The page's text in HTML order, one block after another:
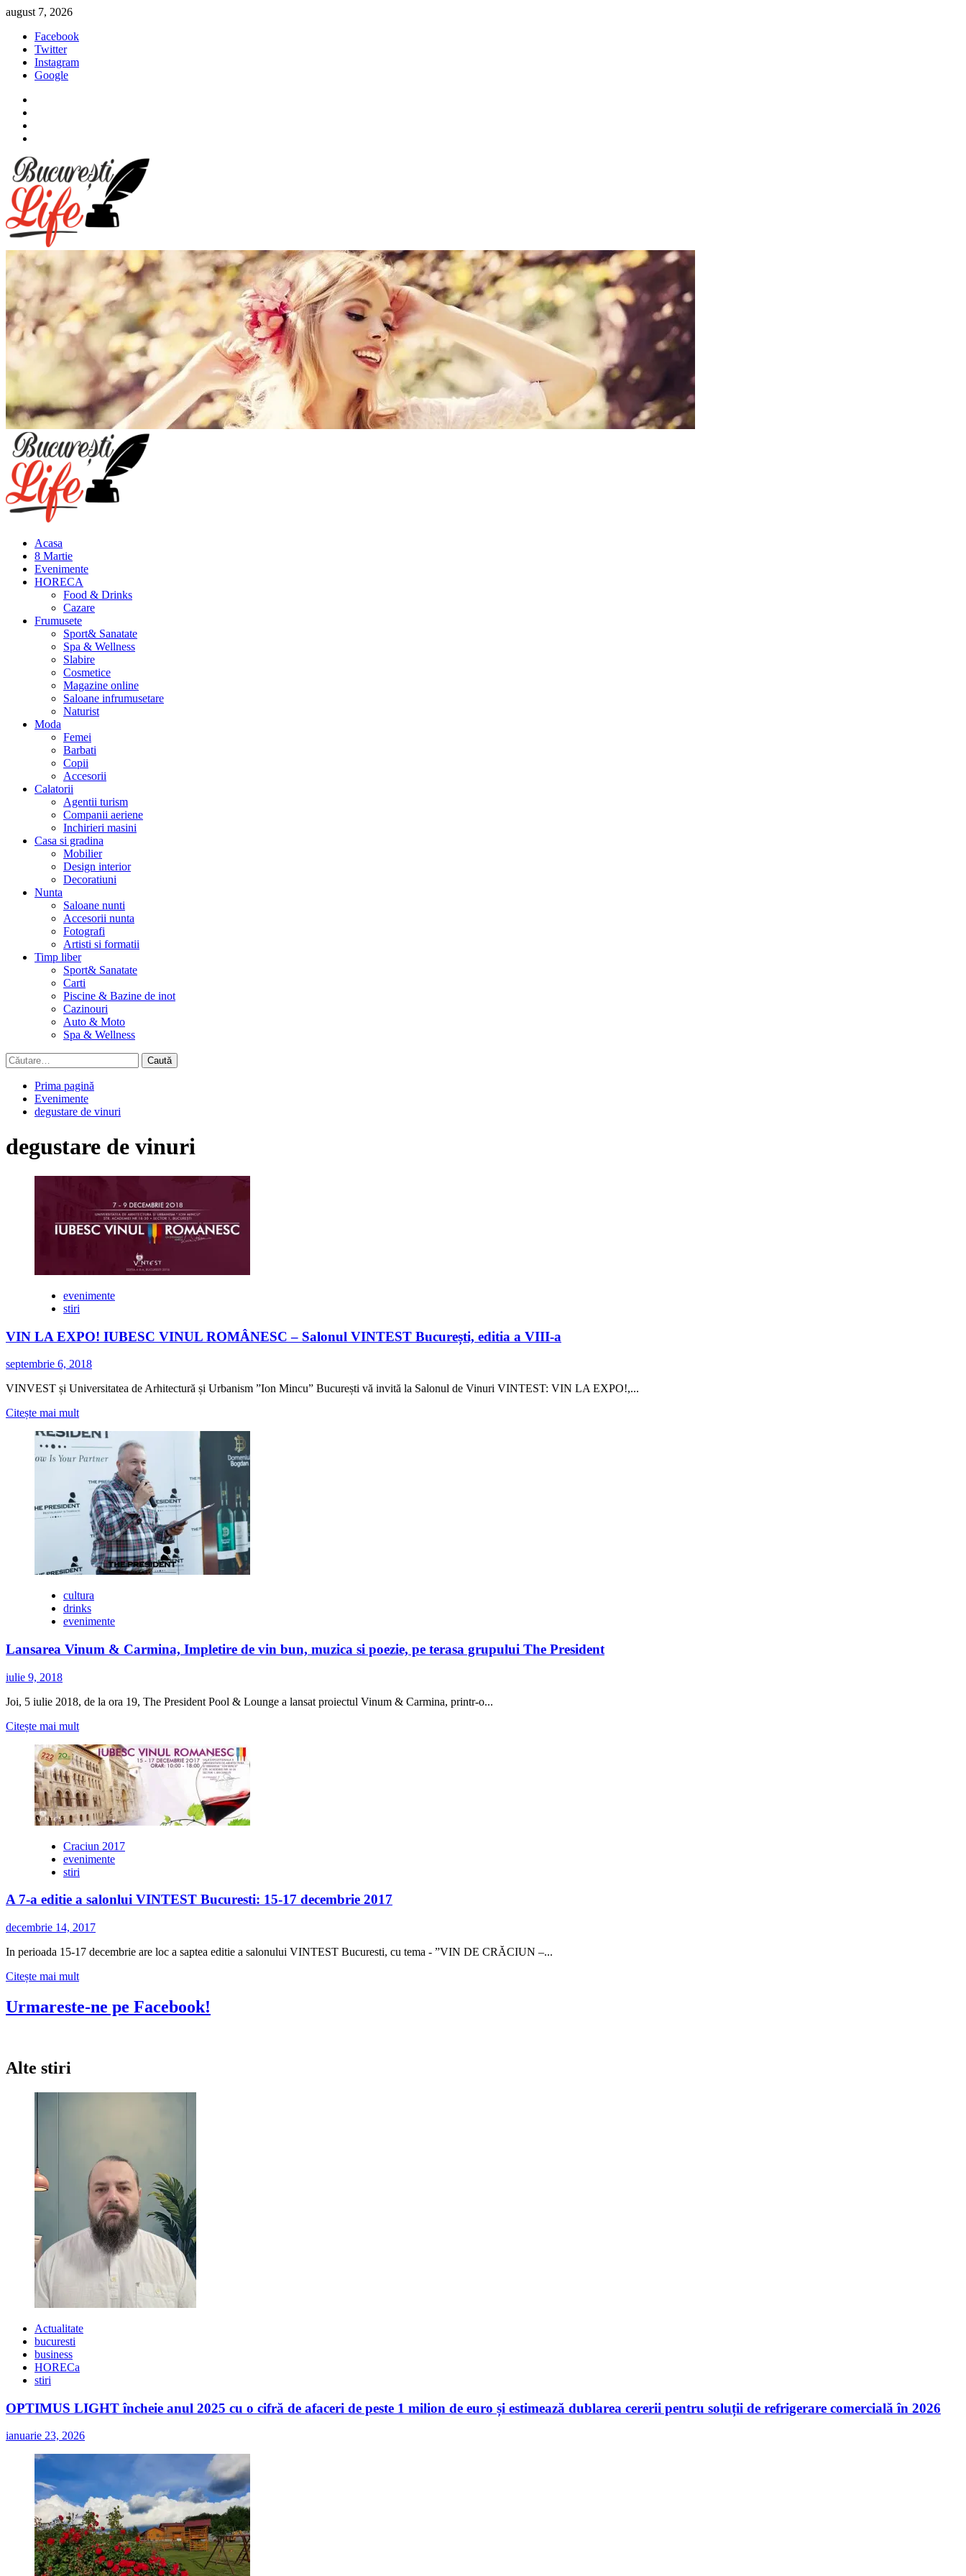
Sari
conținut
august 7, 2026
Facebook
Twitter
Instagram
Google
Meniu
principal
Acasa
8 Martie
Evenimente
HORECA
Food & Drinks
Cazare
Frumusete
Sport& Sanatate
Spa & Wellness
Slabire
Cosmetice
Magazine online
Saloane infrumusetare
Naturist
Moda
Femei
Barbati
Copii
Accesorii
Calatorii
Agentii turism
Companii aeriene
Inchirieri masini
Casa si gradina
Mobilier
Design interior
Decoratiuni
Nunta
Saloane nunti
Accesorii nunta
Fotografi
Artisti si formatii
Timp liber
Sport& Sanatate
Carti
Piscine & Bazine de inot
Cazinouri
Auto & Moto
Spa & Wellness
Caută
după:
Prima pagină
Evenimente
degustare de vinuri
degustare de vinuri
evenimente
stiri
VIN LA EXPO! IUBESC VINUL ROMÂNESC – Salonul VINTEST București, editia a VIII-a
septembrie 6, 2018
VINVEST și Universitatea de Arhitectură și Urbanism ”Ion Mincu” București vă invită la Salonul de Vinuri VINTEST: VIN LA EXPO!,...
Citește mai multCitește
multe
despre
VIN
EXPO!
IUBESC
VINUL
ROMÂNESC
Salonul
VINTEST
editia
a
VIII-
cultura
drinks
evenimente
Lansarea Vinum & Carmina, Impletire de vin bun, muzica si poezie, pe terasa grupului The President
iulie 9, 2018
Joi, 5 iulie 2018, de la ora 19, The President Pool & Lounge a lansat proiectul Vinum & Carmina, printr-o...
Citește mai multCitește
multe
despre
Lansarea
Vinum
&
Carmina,
Impletire
de
vin
bun,
muzica
poezie,
terasa
grupului
The
Craciun 2017
evenimente
stiri
A 7-a editie a salonlui VINTEST Bucuresti: 15-17 decembrie 2017
decembrie 14, 2017
In perioada 15-17 decembrie are loc a saptea editie a salonului VINTEST Bucuresti, cu tema - ”VIN DE CRĂCIUN –...
Citește mai multCitește
despre
salonlui
decembrie
2017
Urmareste-ne pe Facebook!
Alte stiri
Actualitate
bucuresti
business
HORECa
stiri
OPTIMUS LIGHT încheie anul 2025 cu o cifră de afaceri de peste 1 milion de euro și estimează dublarea cererii pentru soluții de refrigerare comercială în 2026
ianuarie 23, 2026